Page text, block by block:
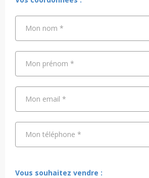
Mon nom *
Mon prénom *
Mon email *
Mon téléphone *
Vous souhaitez vendre :